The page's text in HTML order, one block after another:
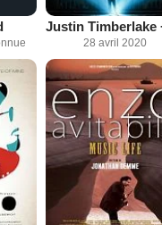
28 avril 2020